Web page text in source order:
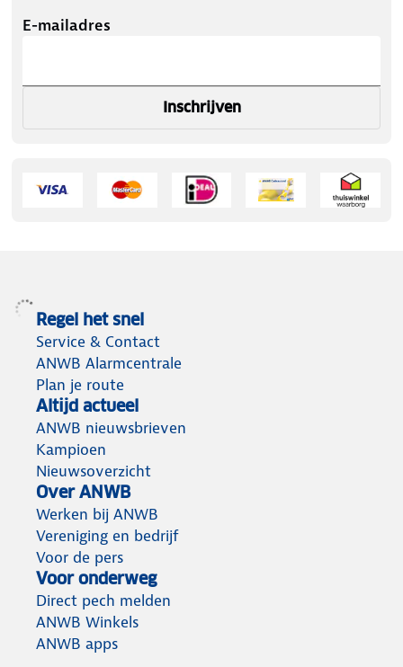
E-mailadres
Inschrijven
Regel het snel
Service & Contact
ANWB Alarmcentrale
Plan je route
Altijd actueel
ANWB nieuwsbrieven
Kampioen
Nieuwsoverzicht
Over ANWB
Werken bij ANWB
Vereniging en bedrijf
Voor de pers
Voor onderweg
Direct pech melden
ANWB Winkels
ANWB apps